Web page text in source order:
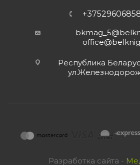
Республика
Разработка сайта -